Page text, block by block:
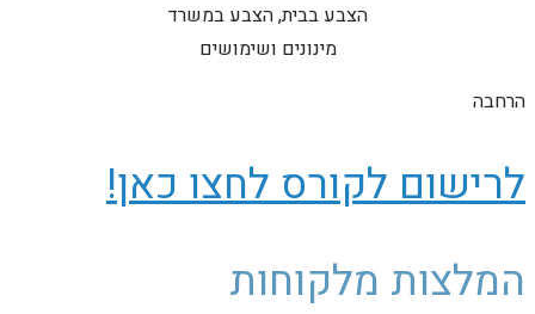
הצבע בבית, הצבע במשרד
מינונים ושימושים
הרחבה
לרישום לקורס לחצו כאן!
המלצות מלקוחות